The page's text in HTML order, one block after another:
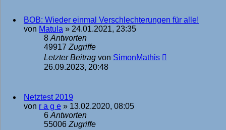
BOB: Wieder einmal Verschlechterungen für alle!
von Matula » 24.01.2021, 23:35
8Antworten
49917Zugriffe
Letzter Beitrag von SimonMathis
26.09.2023, 20:48
Netztest 2019
von r a g e » 13.02.2020, 08:05
6Antworten
55006Zugriffe